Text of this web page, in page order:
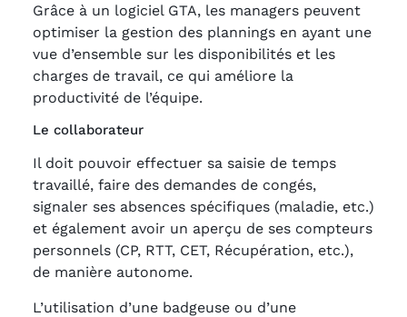
Grâce à un logiciel GTA, les managers peuvent
optimiser la gestion des plannings en ayant une
vue d’ensemble sur les disponibilités et les
charges de travail, ce qui améliore la
productivité de l’équipe.
Le collaborateur
Il doit pouvoir effectuer sa saisie de temps
travaillé, faire des demandes de congés,
signaler ses absences spécifiques (maladie, etc.)
et également avoir un aperçu de ses compteurs
personnels (CP, RTT, CET, Récupération, etc.),
de manière autonome.
L’utilisation d’une badgeuse ou d’une